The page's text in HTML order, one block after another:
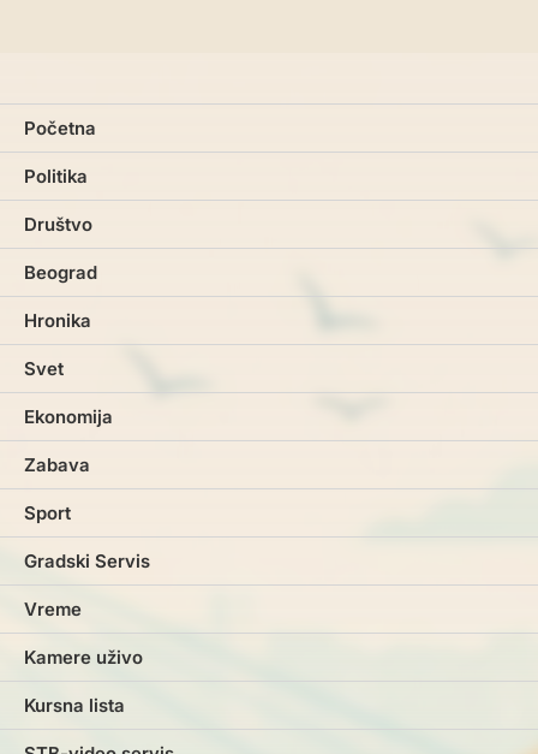
Početna
Politika
Društvo
Beograd
Hronika
Svet
Ekonomija
Zabava
Sport
Gradski Servis
Vreme
Kamere uživo
Kursna lista